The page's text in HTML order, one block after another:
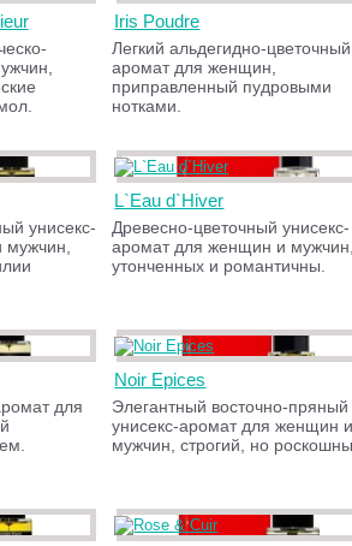
Iris Poudre
Легкий альдегидно-цветочный
аромат для женщин,
приправленный пудровыми
нотками.
унисекс-
L`Eau d`Hiver
Древесно-цветочный унисекс-
аромат для женщин и мужчин,
утонченных и романтичны.
для
Noir Epices
Элегантный восточно-пряный
унисекс-аромат для женщин и
мужчин, строгий, но